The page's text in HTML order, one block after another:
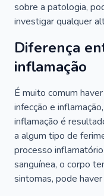
sobre a patologia,
investigar qualquer
Diferença
inflamação
É muito comum
infecção e
inflamação é
a algum tipo de
processo
sanguínea, o corpo
sintomas, pode